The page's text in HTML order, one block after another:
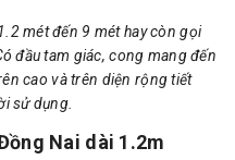
mét đến 9 mét hay còn gọi
đầu tam giác, cong mang đến
cao và trên diện rộng tiết
sử dụng.
Nai dài 1.2m